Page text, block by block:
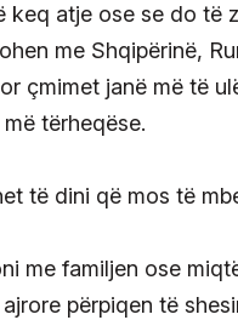
keq atje ose se do të
me Shqipërinë,
çmimet janë më të
tërheqëse.
me familjen ose
përpiqen të